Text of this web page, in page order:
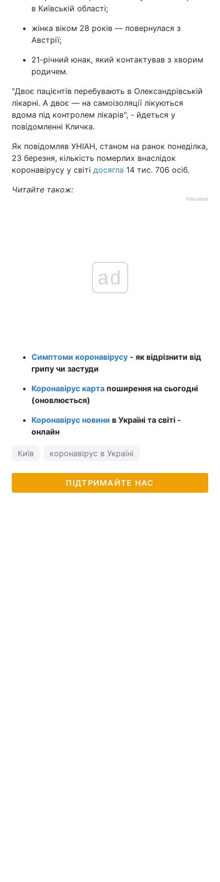
в Київській області;
жінка віком 28 років — повернулася з
Австрії;
21-річний юнак, який контактував з хворим
родичем.
"Двоє пацієнтів перебувають в Олександрівській
лікарні. А двоє — на самоізоляції лікуються
вдома під контролем лікарів", - йдеться у
повідомленні Кличка.
Як повідомляв УНІАН, станом на ранок понеділка,
23 березня, кількість померлих внаслідок
коронавірусу у світі досягла 14 тис. 706 осіб.
Читайте також:
Реклама
ad
Симптоми коронавірусу - як відрізнити від
грипу чи застуди
Коронавірус карта поширення на сьогодні
(оновлюється)
Коронавірус новини в Україні та світі -
онлайн
Київ коронавірус в Україні
ПІДТРИМАЙТЕ НАС